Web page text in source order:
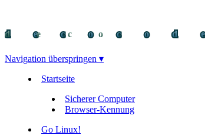
decocode
decocode
deco
Navigation überspringen ▾
Startseite
Sicherer Computer
Browser-Kennung
Go Linux!